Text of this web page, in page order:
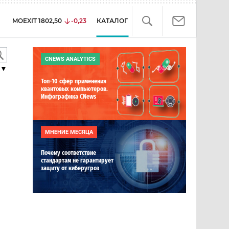
MOEXIT 1802,50 -0,23 КАТАЛОГ
CNEWS ANALYTICS
Топ-10 сфер применения
квантовых компьютеров.
Инфографика CNews
МНЕНИЕ МЕСЯЦА
Почему соответствие
стандартам не гарантирует
защиту от киберугроз